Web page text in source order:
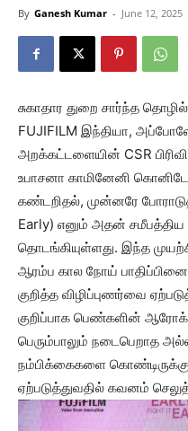
By Ganesh Kumar - June 12, 2025
சுகாதார துறை சார்ந்த
FUJIFILM இந்தியா,
அறக்கட்டளையின் CSR
உபாசனா காமினேனி
கண்டறிதல், முன்னரே
Early) எனும் அதன் சமீபத்திய
தொடங்கியுள்ளது. இந்த
ஆரம்ப கால நோய்
குறித்த விழிப்புணர்வை
குறிப்பாக பெண்களின்
பெரும்பாலும் நடைபெறாத
நம்பிக்கைகளை
ஏற்படுத்துவதில் கவனம்